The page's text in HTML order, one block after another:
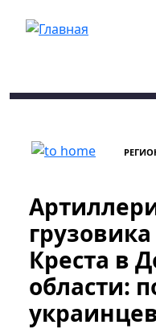
Креста в
области: